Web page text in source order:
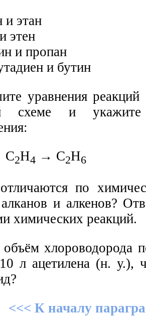
и этан
этен
и пропан
и бутин
уравнения реакций
схеме и
С2Н4 → С2Н6
по
и алкенов?
химических реакций.
хлороводорода
л ацетилена (н. у.),
<<< К началу